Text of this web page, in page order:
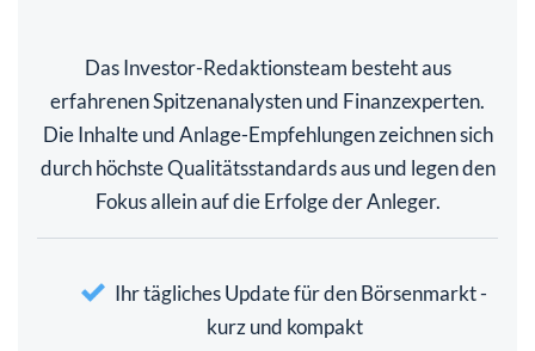
Das Investor-Redaktionsteam besteht aus
erfahrenen Spitzenanalysten und Finanzexperten.
Die Inhalte und Anlage-Empfehlungen zeichnen sich
durch höchste Qualitätsstandards aus und legen den
Fokus allein auf die Erfolge der Anleger.
Ihr tägliches Update für den Börsenmarkt -
kurz und kompakt